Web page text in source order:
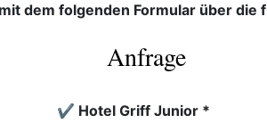
dem folgenden Formular über die
Anfrage
✔️ Hotel Griff Junior *